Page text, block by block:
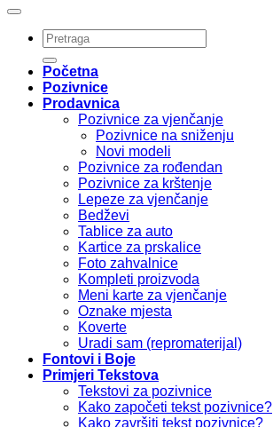
Pretraži:
Početna
Pozivnice
Prodavnica
Pozivnice za vjenčanje
Pozivnice na sniženju
Novi modeli
Pozivnice za rođendan
Pozivnice za krštenje
Lepeze za vjenčanje
Bedževi
Tablice za auto
Kartice za prskalice
Foto zahvalnice
Kompleti proizvoda
Meni karte za vjenčanje
Oznake mjesta
Koverte
Uradi sam (repromaterijal)
Fontovi i Boje
Primjeri Tekstova
Tekstovi za pozivnice
Kako započeti tekst pozivnice?
Kako završiti tekst pozivnice?